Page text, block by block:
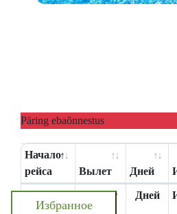
Päring ebaõnnestus
Начало
рейса
Вылет Дней
Начало
рейса
Вылет Дней
Избранное